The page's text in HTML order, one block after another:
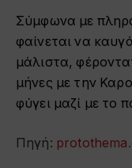
Σύμφωνα με
φαίνεται να
μάλιστα,
μήνες με την
φύγει μαζί με το
Πηγή: